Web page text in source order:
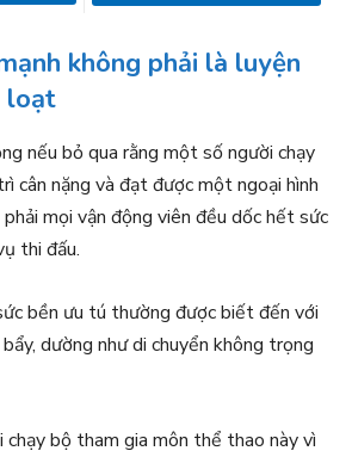
không phải là luyện
loạt
nếu bỏ qua rằng một số người chạy
cân nặng và đạt được một ngoại hình
mọi vận động viên đều dốc hết sức
thi đấu.
bền ưu tú thường được biết đến với
dường như di chuyển không trọng
bộ tham gia môn thể thao này vì